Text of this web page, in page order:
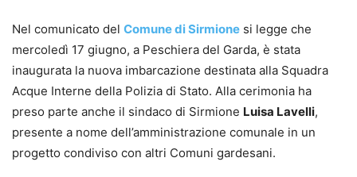
Nel comunicato del Comune di Sirmione si legge che
mercoledì 17 giugno, a Peschiera del Garda, è stata
inaugurata la nuova imbarcazione destinata alla Squadra
Acque Interne della Polizia di Stato. Alla cerimonia ha
preso parte anche il sindaco di Sirmione Luisa Lavelli,
presente a nome dell’amministrazione comunale in un
progetto condiviso con altri Comuni gardesani.